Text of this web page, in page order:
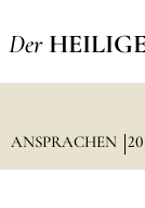
Der
ANSPRACHEN